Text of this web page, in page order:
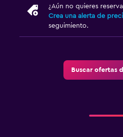
¿Aún no quieres
Crea una alerta de
seguimiento.
Buscar ofertas